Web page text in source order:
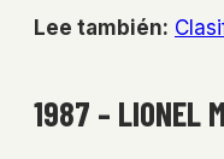
Lee también:
1987 – LIONEL